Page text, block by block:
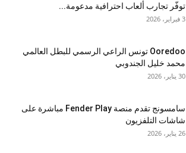
توفّر تجارب ألعاب احترافية مدعومة...
3 فبراير، 2026
Ooredoo تونس الراعي الرسمي للبطل العالمي
محمد خليل الجندوبي
30 يناير، 2026
سامسونج تقدم منصة Fender Play مباشرة على
شاشات التلفزيون
26 يناير، 2026